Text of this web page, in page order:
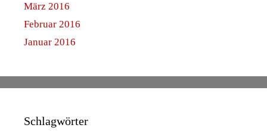
März 2016
Februar 2016
Januar 2016
Schlagwörter